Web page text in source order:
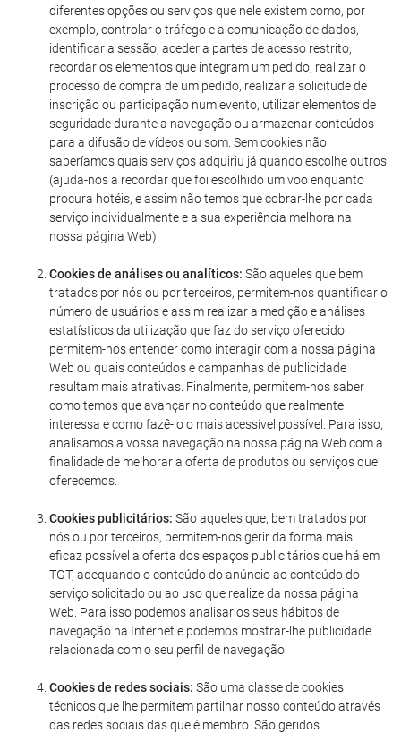
diferentes opções ou serviços que nele existem como, por
exemplo, controlar o tráfego e a comunicação de dados,
identificar a sessão, aceder a partes de acesso restrito,
recordar os elementos que integram um pedido, realizar o
processo de compra de um pedido, realizar a solicitude de
inscrição ou participação num evento, utilizar elementos de
seguridade durante a navegação ou armazenar conteúdos
para a difusão de vídeos ou som. Sem cookies não
saberíamos quais serviços adquiriu já quando escolhe outros
(ajuda-nos a recordar que foi escolhido um voo enquanto
procura hotéis, e assim não temos que cobrar-lhe por cada
serviço individualmente e a sua experiência melhora na
nossa página Web).
Cookies de análises ou analíticos: São aqueles que bem
tratados por nós ou por terceiros, permitem-nos quantificar o
número de usuários e assim realizar a medição e análises
estatísticos da utilização que faz do serviço oferecido:
permitem-nos entender como interagir com a nossa página
Web ou quais conteúdos e campanhas de publicidade
resultam mais atrativas. Finalmente, permitem-nos saber
como temos que avançar no conteúdo que realmente
interessa e como fazê-lo o mais acessível possível. Para isso,
analisamos a vossa navegação na nossa página Web com a
finalidade de melhorar a oferta de produtos ou serviços que
oferecemos.
Cookies publicitários: São aqueles que, bem tratados por
nós ou por terceiros, permitem-nos gerir da forma mais
eficaz possível a oferta dos espaços publicitários que há em
TGT, adequando o conteúdo do anúncio ao conteúdo do
serviço solicitado ou ao uso que realize da nossa página
Web. Para isso podemos analisar os seus hábitos de
navegação na Internet e podemos mostrar-lhe publicidade
relacionada com o seu perfil de navegação.
Cookies de redes sociais: São uma classe de cookies
técnicos que lhe permitem partilhar nosso conteúdo através
das redes sociais das que é membro. São geridos